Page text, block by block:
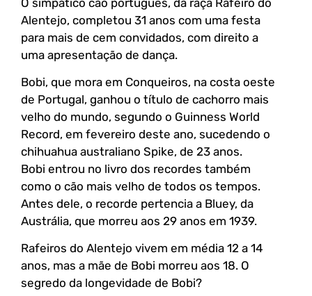
Alentejo, completou 31 anos com uma festa
para mais de cem convidados, com direito a
uma apresentação de dança.
Bobi, que mora em Conqueiros, na costa oeste
de Portugal, ganhou o título de cachorro mais
velho do mundo, segundo o Guinness World
Record, em fevereiro deste ano, sucedendo o
chihuahua australiano Spike, de 23 anos.
Bobi entrou no livro dos recordes também
como o cão mais velho de todos os tempos.
Antes dele, o recorde pertencia a Bluey, da
Austrália, que morreu aos 29 anos em 1939.
Rafeiros do Alentejo vivem em média 12 a 14
anos, mas a mãe de Bobi morreu aos 18. O
segredo da longevidade de Bobi?